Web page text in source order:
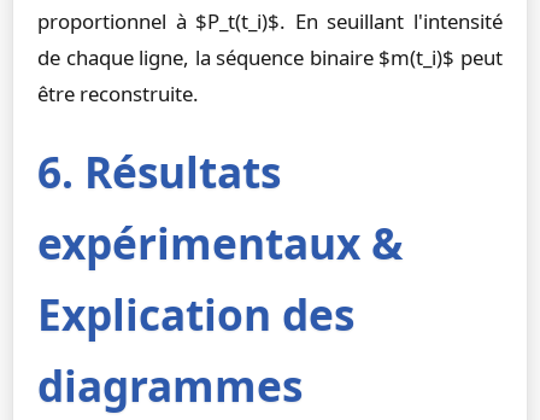
proportionnel à $P_t(t_i)$. En seuillant l'intensité
de chaque ligne, la séquence binaire $m(t_i)$ peut
être reconstruite.
6. Résultats
expérimentaux &
Explication des
diagrammes